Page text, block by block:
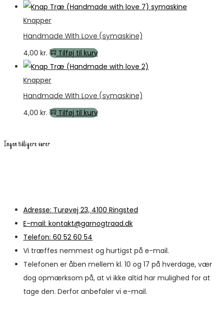
Knapper
Handmade With Love (symaskine)
4,00 kr. Tilføj til kurv
Knapper
Handmade With Love (symaskine)
4,00 kr. Tilføj til kurv
Ingen tidligere varer
Adresse: Turøvej 23, 4100 Ringsted
E-mail: kontakt@garnogtraad.dk
Telefon: 60 52 60 54
Vi træffes nemmest og hurtigst på e-mail.
Telefonen er åben mellem kl. 10 og 17 på hverdage, vær
dog opmærksom på, at vi ikke altid har mulighed for at
tage den. Derfor anbefaler vi e-mail.